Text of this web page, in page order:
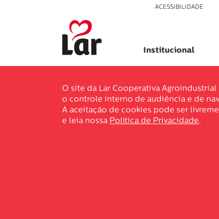
ACESSIBILIDADE
Institucional
O site da Lar Cooperativa
o controle interno de audiência e de
A aceitação de cookies pode ser
e leia nossa Política de Privacidade.